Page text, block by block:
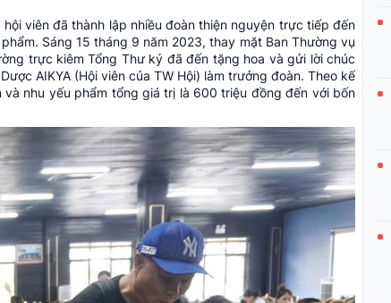
viên đã thành lập nhiều đoàn thiện nguyện trực tiếp đến
Sáng 15 tháng 9 năm 2023, thay mặt Ban Thường vụ
trực kiêm Tổng Thư ký đã đến tặng hoa và gửi lời chúc
AIKYA (Hội viên của TW Hội) làm trưởng đoàn. Theo kế
nhu yếu phẩm tổng giá trị là 600 triệu đồng đến với bốn